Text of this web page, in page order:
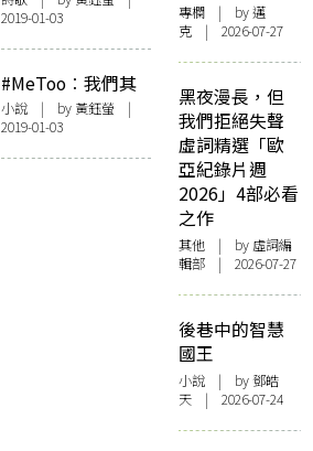
2019-01-03
#MeToo︰我們其
實共同承受著甚
麼？
小說| by 黃鈺螢 |
2019-01-03
專欄 | by邁
克 | 2026-07-27
黑夜漫長，但
我們拒絕失聲
虛詞精選「歐
亞紀錄片週
2026」4部必看
之作
其他 | by 虛詞編
輯部 | 2026-07-27
後巷中的智慧
國王
小說 | by 鄧皓
天 | 2026-07-24